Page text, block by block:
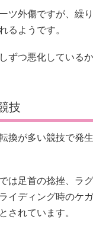
ツ外傷ですが、繰
るようです。
ずつ悪化している
技
換が多い競技で発
は足首の捻挫、ラ
イディング時のケ
されています。